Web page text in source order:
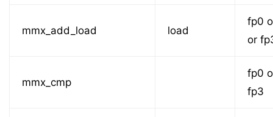
mmx_add_load load
fp0
or
mmx_cmp
fp0
fp3